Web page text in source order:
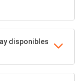
disponibles